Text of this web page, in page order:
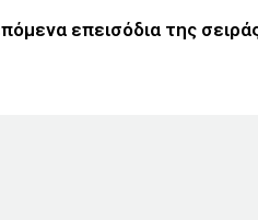
επεισόδια της